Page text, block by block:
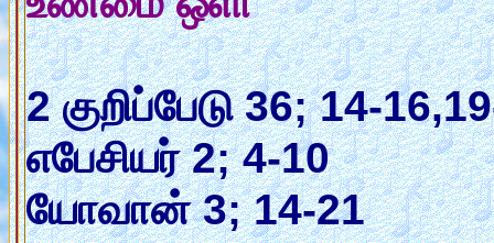
2 குறிப்பேடு 36; 14-
எபேசியர் 2; 4-10
யோவான் 3; 14-21